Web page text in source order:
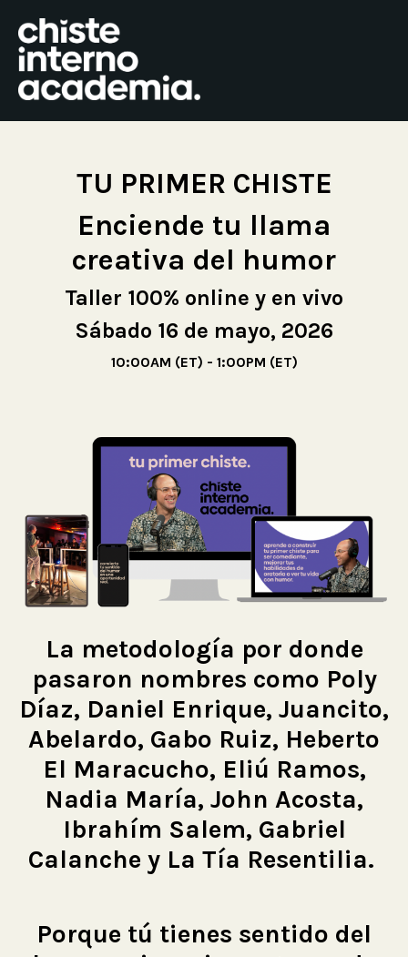
TU PRIMER CHISTE
Enciende tu llama
creativa del humor
Taller 100% online y en vivo
Sábado 16 de mayo, 2026
10:00AM (ET) - 1:00PM (ET)
La metodología por donde
pasaron nombres como Poly
Díaz, Daniel Enrique, Juancito,
Abelardo, Gabo Ruiz, Heberto
El Maracucho, Eliú Ramos,
Nadia María, John Acosta,
Ibrahím Salem, Gabriel
Calanche y La Tía Resentilia.
Porque tú tienes sentido del